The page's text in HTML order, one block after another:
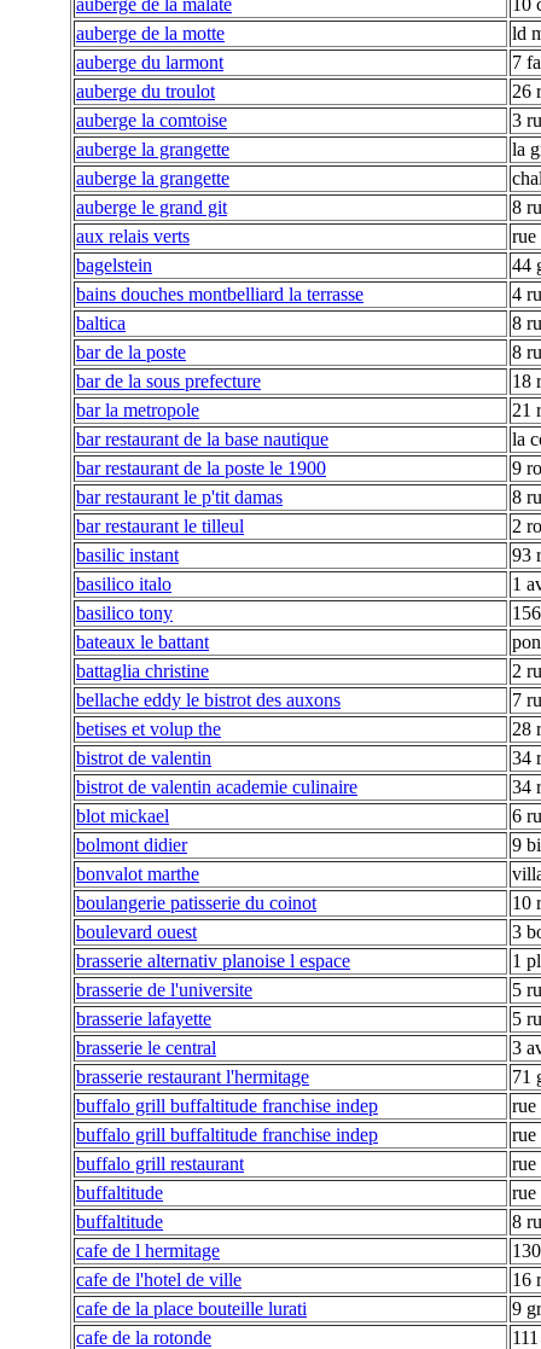
auberge de la malate
10
auberge de la motte
ld
auberge du larmont
7
auberge du troulot
26
auberge la comtoise
3
auberge la grangette
la
auberge la grangette
auberge le grand git
8
aux relais verts
rue
bagelstein
44
bains douches montbelliard la terrasse
4
baltica
8
bar de la poste
8
bar de la sous prefecture
18
bar la metropole
21
bar restaurant de la base nautique
la
bar restaurant de la poste le 1900
9
bar restaurant le p'tit damas
8
bar restaurant le tilleul
2
basilic instant
93
basilico italo
1
basilico tony
bateaux le battant
battaglia christine
2
bellache eddy le bistrot des auxons
7
betises et volup the
28
bistrot de valentin
34
bistrot de valentin academie culinaire
34
blot mickael
6
bolmont didier
9
bonvalot marthe
boulangerie patisserie du coinot
10
boulevard ouest
3
brasserie alternativ planoise l espace
1
brasserie de l'universite
5
brasserie lafayette
5
brasserie le central
3
brasserie restaurant l'hermitage
71
buffalo grill buffaltitude franchise indep
rue
buffalo grill buffaltitude franchise indep
rue
buffalo grill restaurant
rue
buffaltitude
rue
buffaltitude
8
cafe de l hermitage
cafe de l'hotel de ville
16
cafe de la place bouteille lurati
9
cafe de la rotonde